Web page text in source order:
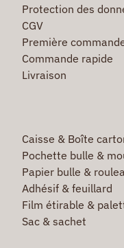
Protection des
CGV
Première
Commande rapide
Livraison
Caisse & Boîte
Pochette bulle &
Papier bulle &
Adhésif & feuillard
Film étirable &
Sac & sachet